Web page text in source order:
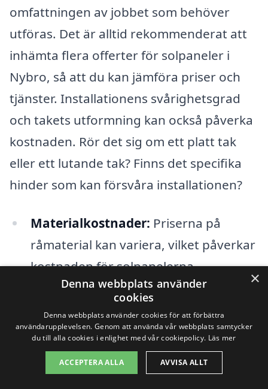
omfattningen av jobbet som behöver
utföras. Det är alltid rekommenderat att
inhämta flera offerter för solpaneler i
Nybro, så att du kan jämföra priser och
tjänster. Installationens svårighetsgrad
och takets utformning kan också påverka
kostnaden. Rör det sig om ett platt tak
eller ett lutande tak? Finns det specifika
hinder som kan försvåra installationen?
Materialkostnader: Priserna på
råmaterial kan variera, vilket påverkar
kostnaden för solpanelerna.
Skatter och bidrag:Det finns olika
statliga stöd och incitament för
installation av solpaneler som kan
bidra till att sänka den totala
×
Denna webbplats använder
cookies
Denna webbplats använder cookies för att förbättra
användarupplevelsen. Genom att använda vår webbplats samtycker
du till alla cookies i enlighet med vår cookiepolicy. Läs mer
ACCEPTERA ALLA AVVISA ALLT